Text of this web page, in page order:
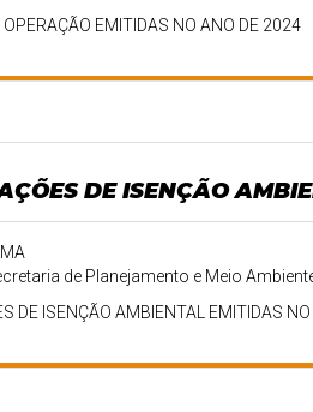
OPERAÇÃO EMITIDAS NO ANO DE 2024
DE ISENÇÃO
de Planejamento e Meio
DE ISENÇÃO AMBIENTAL EMITIDAS